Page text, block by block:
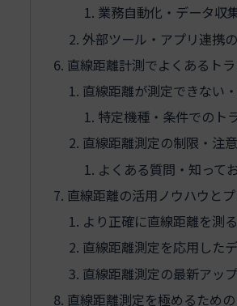
業務自動化・データ収
外部ツール・アプリ連携
直線距離計測でよくあるト
直線距離が測定できない
特定機種・条件でのト
直線距離測定の制限・注
よくある質問・知って
直線距離の活用ノウハウと
より正確に直線距離を測
直線距離測定を応用した
直線距離測定の最新アッ
直線距離測定を極めるため